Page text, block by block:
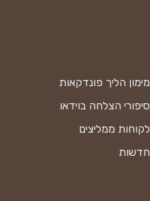
מימון הליך פונדקאות
סיפורי הצלחה בוידאו
לקוחות ממליצים
חדשות